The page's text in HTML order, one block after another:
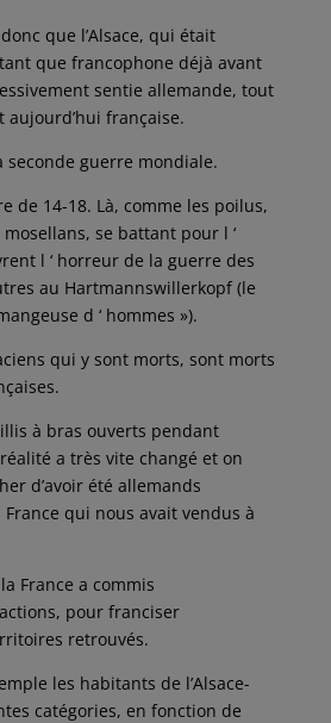
que l’Alsace, qui était
que francophone déjà avant
sentie allemande, tout
aujourd’hui française.
seconde guerre mondiale.
de 14-18. Là, comme les poilus,
se battant pour l ‘
l ‘ horreur de la guerre des
au Hartmannswillerkopf (le
d ‘ hommes »).
qui y sont morts, sont morts
à bras ouverts pendant
a très vite changé et on
d’avoir été allemands
France qui nous avait vendus à
France a commis
pour franciser
retrouvés.
les habitants de l’Alsace-
catégories, en fonction de